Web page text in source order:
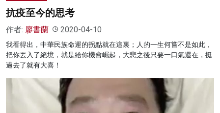
抗疫至今的思考
作者: 廖書蘭 2020-04-10
我看得出，中華民族命運的拐點就在這裏；人的一生何嘗不是如此，
把你丟入了絕境，就是給你機會崛起，大悲之後只要一口氣還在，挺
過去了就有大喜！